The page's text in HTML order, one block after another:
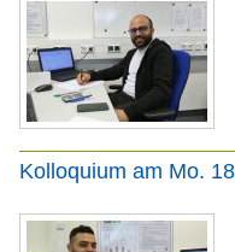
Kolloquium am Mo.